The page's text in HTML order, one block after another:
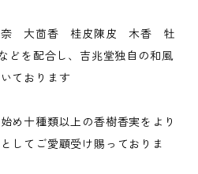
奈 大茴香 桂皮陳皮 木香 牡
を配合し、吉兆堂独自の和風
ております
め十種類以上の香樹香実をより
してご愛顧受け賜っておりま